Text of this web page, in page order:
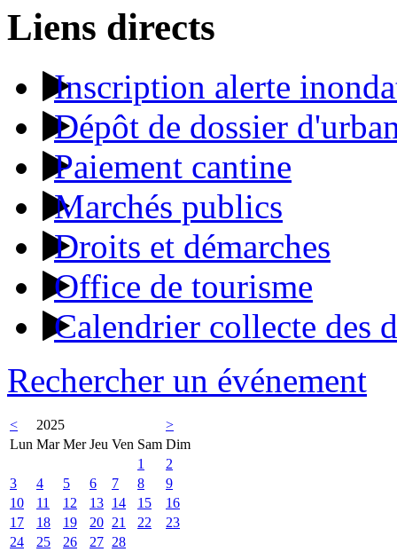
Liens directs
Inscription alerte
Dépôt de dossier
Paiement cantine
Marchés publics
Droits et démarches
Office de tourisme
Calendrier collecte des
Rechercher un événement
< 2025
>
Lun Mar Mer Jeu Ven Sam Dim
1
2
3
4 5 6 7 8
9
10
11 12 13 14 15
16
17
18 19 20 21 22
23
24
25 26 27 28